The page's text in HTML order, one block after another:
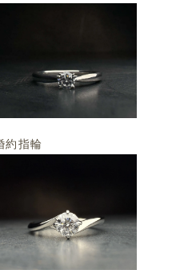
約指輪